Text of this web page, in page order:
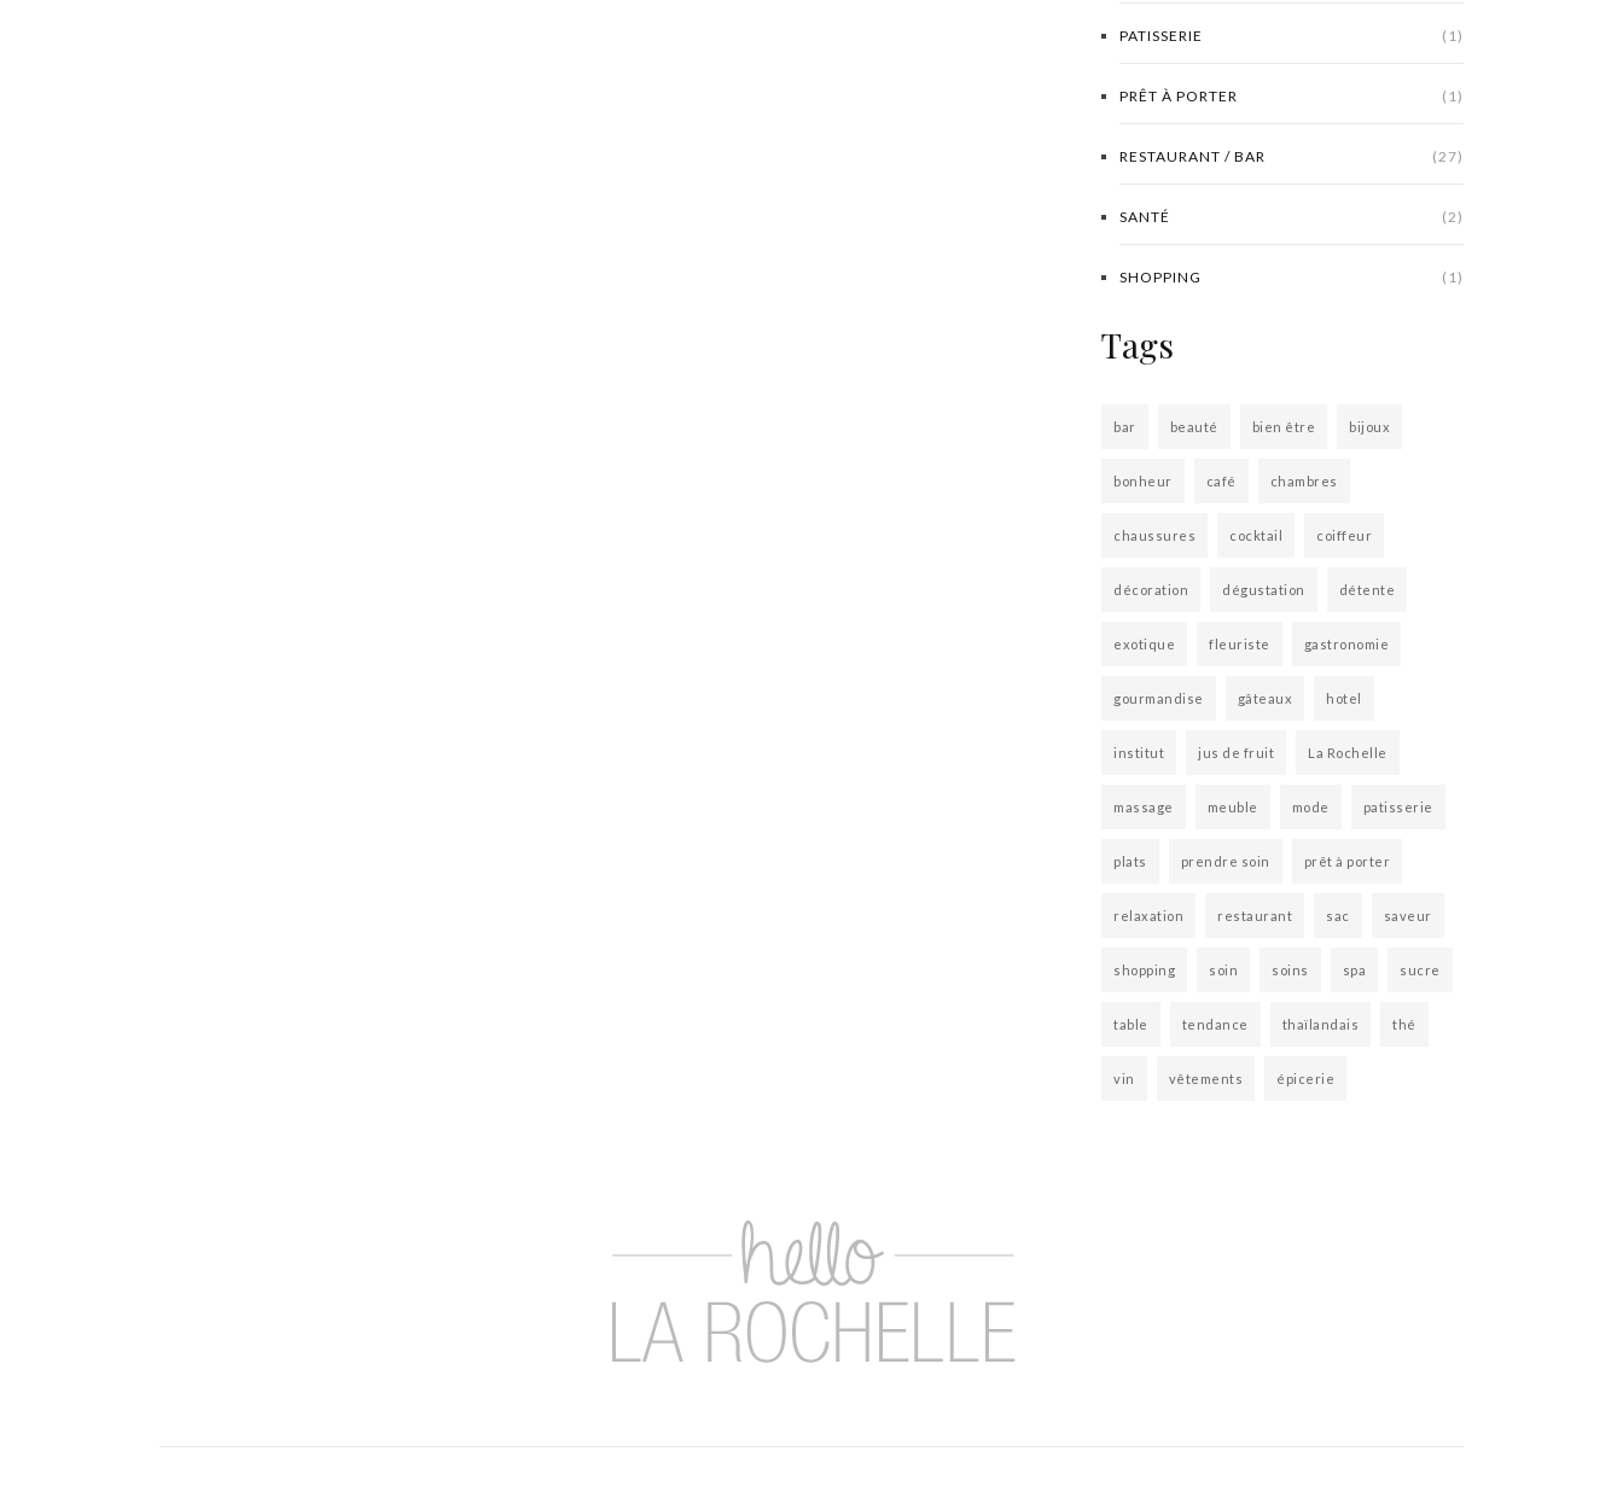
PATISSERIE (1)
PRÊT À PORTER (1)
RESTAURANT / BAR (27)
SANTÉ (2)
SHOPPING (1)
Tags
bar beauté bien être bijoux
bonheur café chambres
chaussures cocktail coiffeur
décoration dégustation détente
exotique fleuriste gastronomie
gourmandise gâteaux hotel
institut jus de fruit La Rochelle
massage meuble mode patisserie
plats prendre soin prêt à porter
relaxation restaurant sac saveur
shopping soin soins spa sucre
table tendance thaïlandais thé
vin vêtements épicerie